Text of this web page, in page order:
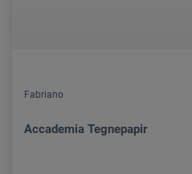
Fabriano
Accademia Tegnepapir